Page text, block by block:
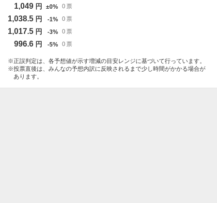
1,049 円 ±0% 0 票
1,038.5 円 -1% 0 票
1,017.5 円 -3% 0 票
996.6 円 -5% 0 票
正誤判定は、各予想値が示す増減の目安レンジに基づいて行っています。
投票直後は、みんなの予想内訳に反映されるまで少し時間がかかる場合が
あります。